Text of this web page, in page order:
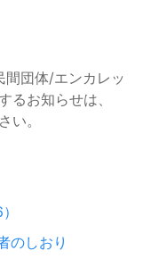
学期履修手続き
ジア・アジアパ
委員会＞ 競技ス
ご案内
いる証明書発行
留学報告会
かかる災害救助
帯の学生等に対す
家計急変採用】お
緊急採用・応急
について
号に伴う災害に係
奨学金【家計急
与奨学金【緊急
団体/エンカレッ
るお知らせは、
い。
のしおり